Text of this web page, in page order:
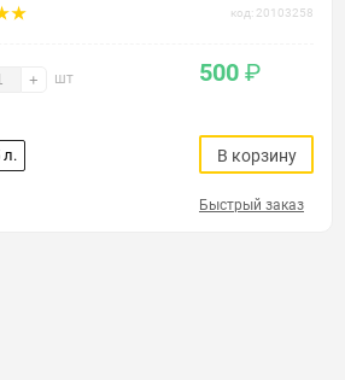
код: 20103258
+ шт
л.
500 ₽
В корзину
Быстрый заказ